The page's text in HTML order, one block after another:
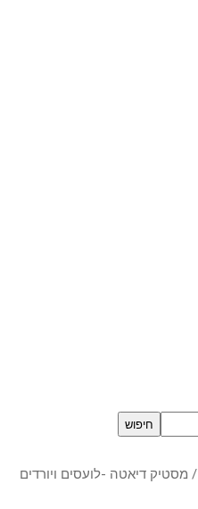
חיפוש
/ מסטיק דיאטה -לועסים ויורדים